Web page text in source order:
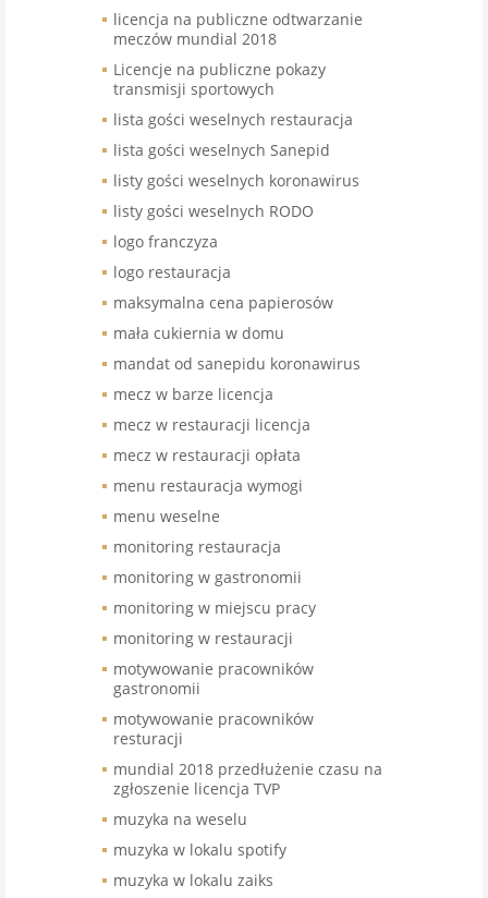
licencja na publiczne odtwarzanie
meczów mundial 2018
Licencje na publiczne pokazy
transmisji sportowych
lista gości weselnych restauracja
lista gości weselnych Sanepid
listy gości weselnych koronawirus
listy gości weselnych RODO
logo franczyza
logo restauracja
maksymalna cena papierosów
mała cukiernia w domu
mandat od sanepidu koronawirus
mecz w barze licencja
mecz w restauracji licencja
mecz w restauracji opłata
menu restauracja wymogi
menu weselne
monitoring restauracja
monitoring w gastronomii
monitoring w miejscu pracy
monitoring w restauracji
motywowanie pracowników
gastronomii
motywowanie pracowników
resturacji
mundial 2018 przedłużenie czasu na
zgłoszenie licencja TVP
muzyka na weselu
muzyka w lokalu spotify
muzyka w lokalu zaiks